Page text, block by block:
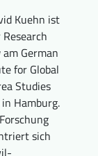
Kuehn ist
German
for Global
Studies
in Hamburg.
sich